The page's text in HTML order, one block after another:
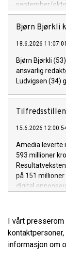
september/
Bjørn Bjørkli
18.6.2026
Bjørn Bjørkli
ansvarlig
Ludvigsen (34)
15.6.2026
Amedia leverte
593 millioner
på 151
digital
I vårt
informasjon om